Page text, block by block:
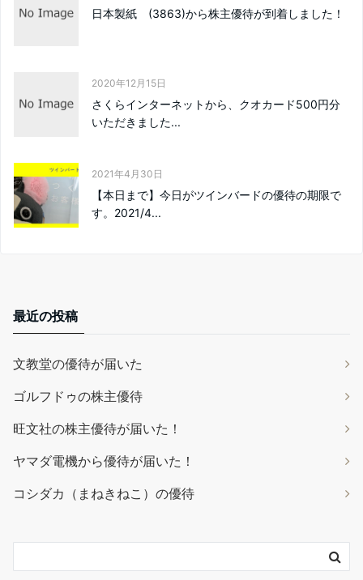
日本製紙 (3863)から株主優待が到着しました！
2020年12月15日
さくらインターネットから、クオカード500円分
いただきました...
2021年4月30日
【本日まで】今日がツインバードの優待の期限で
す。2021/4...
最近の投稿
文教堂の優待が届いた
ゴルフドゥの株主優待
旺文社の株主優待が届いた！
ヤマダ電機から優待が届いた！
コシダカ（まねきねこ）の優待